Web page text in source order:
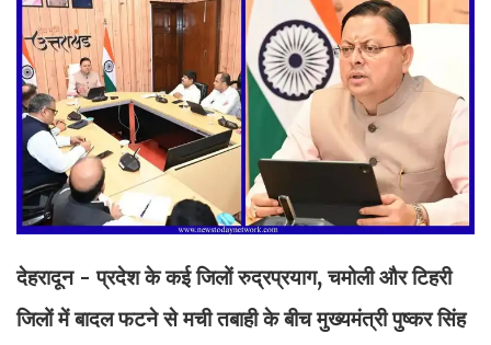
देहरादून - प्रदेश के कई जिलों रुद्रप्रयाग, चमोली और टिहरी
जिलों में बादल फटने से मची तबाही के बीच मुख्यमंत्री पुष्कर सिंह